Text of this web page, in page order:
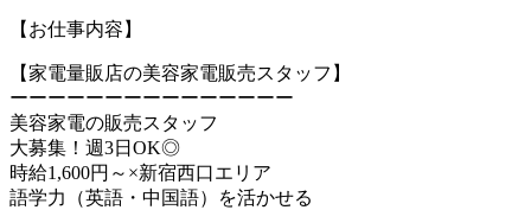
【お仕事内容】
【家電量販店の美容家電販売スタッフ】
ーーーーーーーーーーーーーーー
美容家電の販売スタッフ
大募集！週3日OK◎
時給1,600円～×新宿西口エリア
語学力（英語・中国語）を活かせる